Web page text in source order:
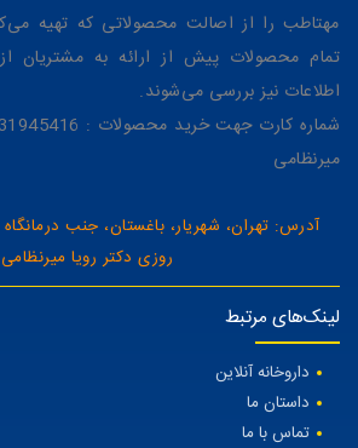
مهتاطب را از اصالت محصولاتی که تهیه
تمام محصولات پیش از ارائه به
اطلاعات نیز بررسی می‌شوند.
میرنظامی
آدرس: تهران، شهریار، باغستان، جنب درمانگاه
روزی دکتر رویا میرنظامی
لینک‌های مرتبط
داروخانه آنلاین
داستان ما
تماس با ما